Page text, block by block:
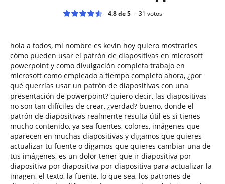
4.8 de 5 31 votos
hola a todos, mi nombre es kevin hoy quiero mostrarles
cómo pueden usar el patrón de diapositivas en microsoft
powerpoint y como divulgación completa trabajo en
microsoft como empleado a tiempo completo ahora, ¿por
qué querrías usar un patrón de diapositivas con una
presentación de powerpoint? quiero decir, las diapositivas
no son tan difíciles de crear, ¿verdad? bueno, donde el
patrón de diapositivas realmente resulta útil es si tienes
mucho contenido, ya sea fuentes, colores, imágenes que
aparecen en muchas diapositivas y digamos que quieres
actualizar tu fuente o digamos que quieres cambiar una de
tus imágenes, es un dolor tener que ir diapositiva por
diapositiva por diapositiva por diapositiva para actualizar la
imagen, el texto, la fuente, lo que sea, los patrones de